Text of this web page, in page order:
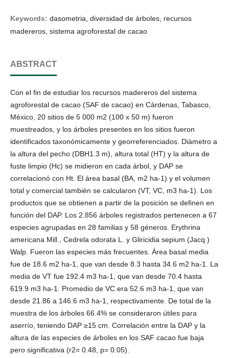
Keywords: dasometria, diversidad de árboles, recursos
madereros, sistema agroforestal de cacao
ABSTRACT
Con el fin de estudiar los recursos madereros del sistema
agroforestal de cacao (SAF de cacao) en Cárdenas, Tabasco,
México, 20 sitios de 5 000 m2 (100 x 50 m) fueron
muestreados, y los árboles presentes en los sitios fueron
identificados taxonómicamente y georreferenciados. Diámetro a
la altura del pecho (DBH1.3 m), altura total (HT) y la altura de
fuste limpio (Hc) se midieron en cada árbol, y DAP se
correlacionó con Ht. El área basal (BA, m2 ha-1) y el volumen
total y comercial también se calcularon (VT, VC, m3 ha-1). Los
productos que se obtienen a partir de la posición se definen en
función del DAP. Los 2.856 árboles registrados pertenecen a 67
especies agrupadas en 28 familias y 58 géneros. Erythrina
americana Mill., Cedrela odorata L. y Gliricidia sepium (Jacq.)
Walp. Fueron las especies más frecuentes. Área basal media
fue de 18.6 m2 ha-1, que van desde 8.3 hasta 34.6 m2 ha-1. La
media de VT fue 192.4 m3 ha-1, que van desde 70.4 hasta
619.9 m3 ha-1. Promedio de VC era 52.6 m3 ha-1, que van
desde 21.86 a 146.6 m3 ha-1, respectivamente. De total de la
muestra de los árboles 66.4% se consideraron útiles para
aserrío, teniendo DAP ≥15 cm. Correlación entre la DAP y la
altura de las especies de árboles en los SAF cacao fue baja
pero significativa (r2= 0.48, p= 0.05).